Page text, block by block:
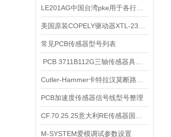
常见PCB传感器型号列表
PCB加速度传感器信号线型号整理
M-SYSTEM爱模调试参数设置